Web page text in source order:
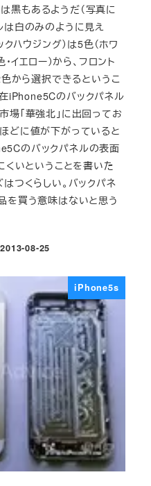
黒もあるようだ（写真に
は白のみのように見え
クハウジング）は5色（ホワ
イエロー）から、フロント
色から選択できるというこ
iPhone5Cのバックパネル
「華強北」に出回ってお
どに値が下がっていると
のバックパネルの表面
くいということを書いた
つくらしい。バックパネ
を買う意味はないと思う
投稿日
2013-08-25
iPhone5s